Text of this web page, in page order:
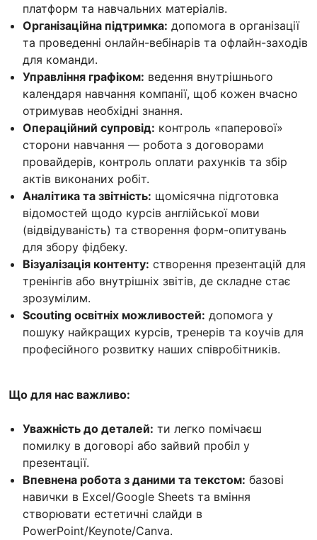
платформ та навчальних матеріалів.
Організаційна підтримка: допомога в організації
та проведенні онлайн-вебінарів та офлайн-заходів
для команди.
Управління графіком: ведення внутрішнього
календаря навчання компанії, щоб кожен вчасно
отримував необхідні знання.
Операційний супровід: контроль «паперової»
сторони навчання — робота з договорами
провайдерів, контроль оплати рахунків та збір
актів виконаних робіт.
Аналітика та звітність: щомісячна підготовка
відомостей щодо курсів англійської мови
(відвідуваність) та створення форм-опитувань
для збору фідбеку.
Візуалізація контенту: створення презентацій для
тренінгів або внутрішніх звітів, де складне стає
зрозумілим.
Scouting освітніх можливостей: допомога у
пошуку найкращих курсів, тренерів та коучів для
професійного розвитку наших співробітників.
Що для нас важливо:
Уважність до деталей: ти легко помічаєш
помилку в договорі або зайвий пробіл у
презентації.
Впевнена робота з даними та текстом: базові
навички в Excel/Google Sheets та вміння
створювати естетичні слайди в
PowerPoint/Keynote/Canva.